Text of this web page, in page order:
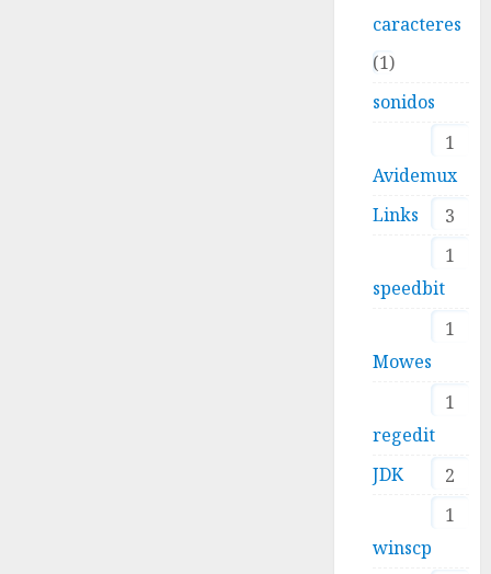
caracteres
1
sonidos
1
Avidemux
3
Links
1
speedbit
1
Mowes
1
regedit
2
JDK
1
winscp